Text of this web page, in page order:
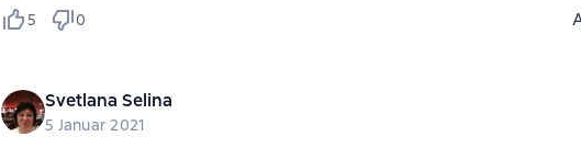
5 0
Svetlana Selina
5 Januar 2021